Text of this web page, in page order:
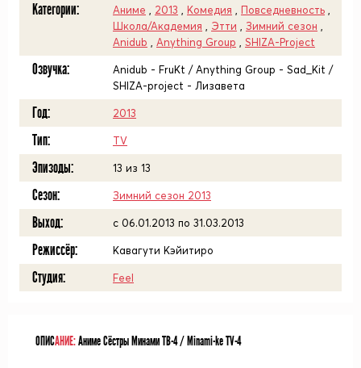
Категории: Аниме 2013 Комедия Повседневность
Школа/Академия
Этти Зимний сезон
Anidub
Anything Group SHIZA-Project
Озвучка:
Anidub - FruKt / Anything Group - Sad_Kit /
SHIZA-project - Лизавета
Год: 2013
Тип: TV
Эпизоды: 13 из 13
Сезон: Зимний сезон 2013
Выход: c 06.01.2013 по 31.03.2013
Режиссёр: Кавагути Кэйитиро
Студия: Feel
ОПИСАНИЕ:Аниме Сёстры Минами ТВ-4 / Minami-ke TV-4